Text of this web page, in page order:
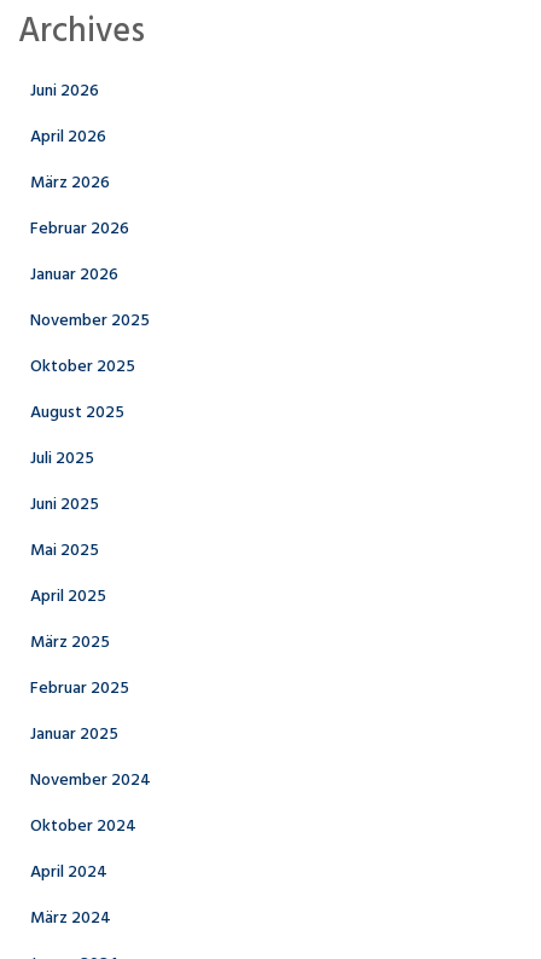
Archives
Juni 2026
April 2026
März 2026
Februar 2026
Januar 2026
November 2025
Oktober 2025
August 2025
Juli 2025
Juni 2025
Mai 2025
April 2025
März 2025
Februar 2025
Januar 2025
November 2024
Oktober 2024
April 2024
März 2024